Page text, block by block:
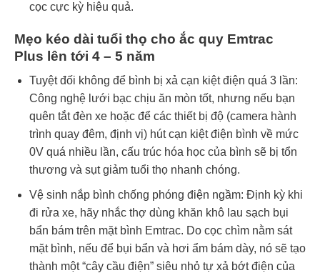
cọc cực kỳ hiệu quả.
Mẹo kéo dài tuổi thọ cho ắc quy Emtrac
Plus lên tới 4 – 5 năm
Tuyệt đối không để bình bị xả cạn kiệt điện quá 3 lần:
Công nghệ lưới bạc chịu ăn mòn tốt, nhưng nếu bạn
quên tắt đèn xe hoặc để các thiết bị độ (camera hành
trình quay đêm, định vị) hút cạn kiệt điện bình về mức
0V quá nhiều lần, cấu trúc hóa học của bình sẽ bị tổn
thương và sụt giảm tuổi thọ nhanh chóng.
Vệ sinh nắp bình chống phóng điện ngầm: Định kỳ khi
đi rửa xe, hãy nhắc thợ dùng khăn khô lau sạch bụi
bẩn bám trên mặt bình Emtrac. Do cọc chìm nằm sát
mặt bình, nếu để bụi bẩn và hơi ẩm bám dày, nó sẽ tạo
thành một “cây cầu điện” siêu nhỏ tự xả bớt điện của